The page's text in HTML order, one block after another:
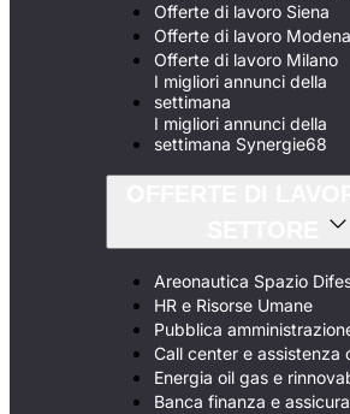
Offerte di lavoro Siena
Offerte di lavoro Modena
Offerte di lavoro Milano
I migliori annunci della
settimana
I migliori annunci della
settimana Synergie68
Areonautica Spazio
HR e Risorse Umane
Pubblica
Call center e assistenza
Energia oil gas e
Banca finanza e